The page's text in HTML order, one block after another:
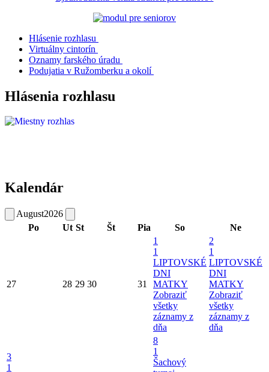
Hlásenie rozhlasu
Virtuálny cintorín
Oznamy farského úradu
Podujatia v Ružomberku a okolí
Hlásenia rozhlasu
Kalendár
August2026
Po
Ut St Št Pia So Ne
27 28 29 30 31
1
1
LIPTOVSKÉ
DNI
MATKY
Zobraziť
všetky
záznamy z
dňa
2
1
LIPTOVSKÉ
DNI
MATKY
Zobraziť
všetky
záznamy z
dňa
3
1
8
1
Šachový